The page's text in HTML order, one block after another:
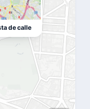
de calle